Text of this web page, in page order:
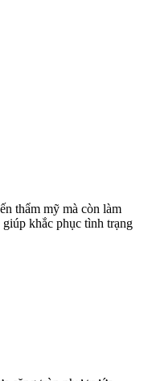
thẩm mỹ mà còn làm
khắc phục tình trạng